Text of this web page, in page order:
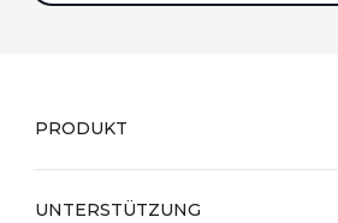
PRODUKT
UNTERSTÜTZUNG